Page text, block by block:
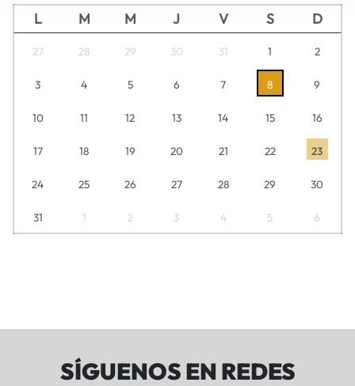
L M M J V S D
27 28 29 30 31 1 2
3 4 5 6 7 8 9
10 11 12 13 14 15 16
17 18 19 20 21 22 23
24 25 26 27 28 29 30
31 1 2 3 4 5 6
SÍGUENOS EN REDES